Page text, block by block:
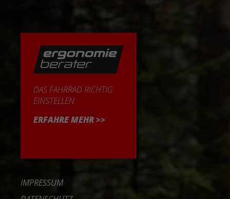
DAS FAHRRAD RICHTIG
EINSTELLEN
ERFAHRE MEHR >>
IMPRESSUM